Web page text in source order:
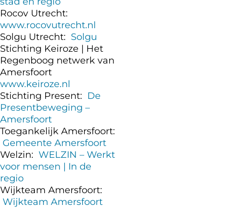
Rocov Utrecht:
www.rocovutrecht.nl
Solgu Utrecht: Solgu
Stichting Keiroze | Het
Regenboog netwerk van
Amersfoort
www.keiroze.nl
Stichting Present: De
Presentbeweging –
Amersfoort
Toegankelijk Amersfoort:
Gemeente Amersfoort
Welzin: WELZIN – Werkt
voor mensen | In de
regio
Wijkteam Amersfoort:
Wijkteam Amersfoort